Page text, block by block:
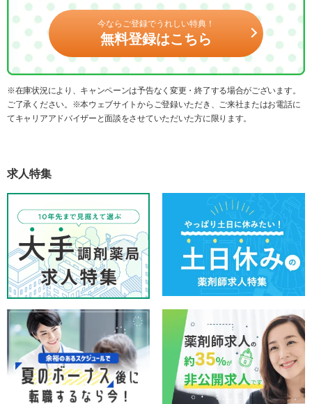
今ならご登録でうれしい特典！
無料登録はこちら
※在庫状況により、キャンペーンは予告なく変更・終了する場合がございます。
ご了承ください。※本ウェブサイトからご登録いただき、ご来社またはお電話に
てキャリアアドバイザーと面談をさせていただいた方に限ります。
求人特集